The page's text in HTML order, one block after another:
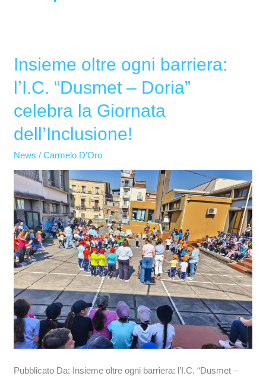
Insieme oltre ogni barriera:
l’I.C. “Dusmet – Doria”
celebra la Giornata
dell’Inclusione!
News /Carmelo D'Oro
Pubblicato Da: Insieme oltre ogni barriera: l’I.C. “Dusmet –
Insieme
ogni
barriera:
“Dusmet
–
Doria”
celebra
la
Giornata
dell’Inclusione!